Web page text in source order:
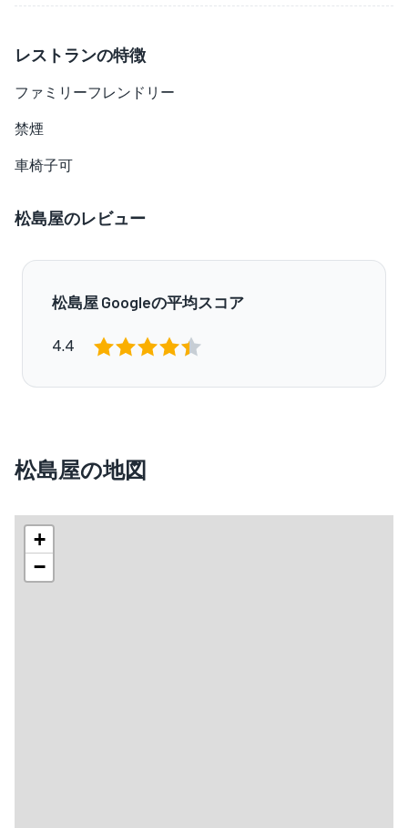
レストランの特徴
ファミリーフレンドリー
禁煙
車椅子可
松島屋のレビュー
松島屋 Googleの平均スコア
4.4
松島屋の地図
+
−